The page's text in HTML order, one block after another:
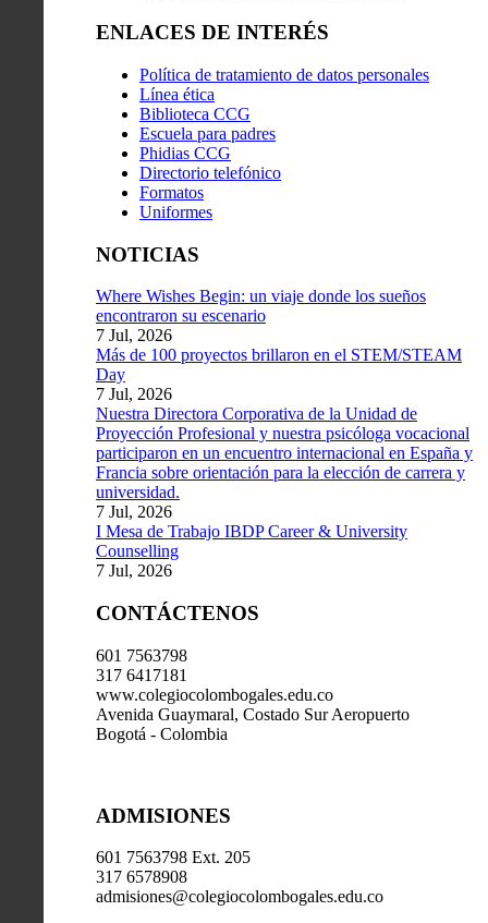
ENLACES DE INTERÉS
Política de tratamiento de datos personales
Línea ética
Biblioteca CCG
Escuela para padres
Phidias CCG
Directorio telefónico
Formatos
Uniformes
NOTICIAS
Where Wishes Begin: un viaje donde los sueños
encontraron su escenario
7 Jul, 2026
Más de 100 proyectos brillaron en el STEM/STEAM
Day
7 Jul, 2026
Nuestra Directora Corporativa de la Unidad de
Proyección Profesional y nuestra psicóloga vocacional
participaron en un encuentro internacional en España y
Francia sobre orientación para la elección de carrera y
universidad.
7 Jul, 2026
I Mesa de Trabajo IBDP Career & University
Counselling
7 Jul, 2026
CONTÁCTENOS
601 7563798
317 6417181
www.colegiocolombogales.edu.co
Avenida Guaymaral, Costado Sur Aeropuerto
Bogotá - Colombia
ADMISIONES
601 7563798 Ext. 205
317 6578908
admisiones@colegiocolombogales.edu.co